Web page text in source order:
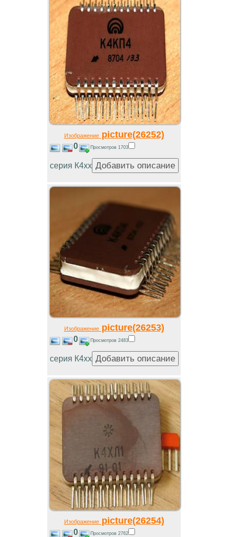
Изображениеpicture(26252)
0 Просмотров 1703
серия К4хх
Изображениеpicture(26253)
0 Просмотров 2483
серия К4хх
Изображениеpicture(26254)
0 Просмотров 2762